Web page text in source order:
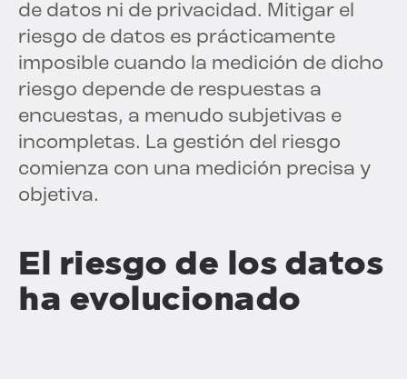
de datos ni de privacidad. Mitigar el
riesgo de datos es prácticamente
imposible cuando la medición de dicho
riesgo depende de respuestas a
encuestas, a menudo subjetivas e
incompletas. La gestión del riesgo
comienza con una medición precisa y
objetiva.
El riesgo de los datos
ha evolucionado